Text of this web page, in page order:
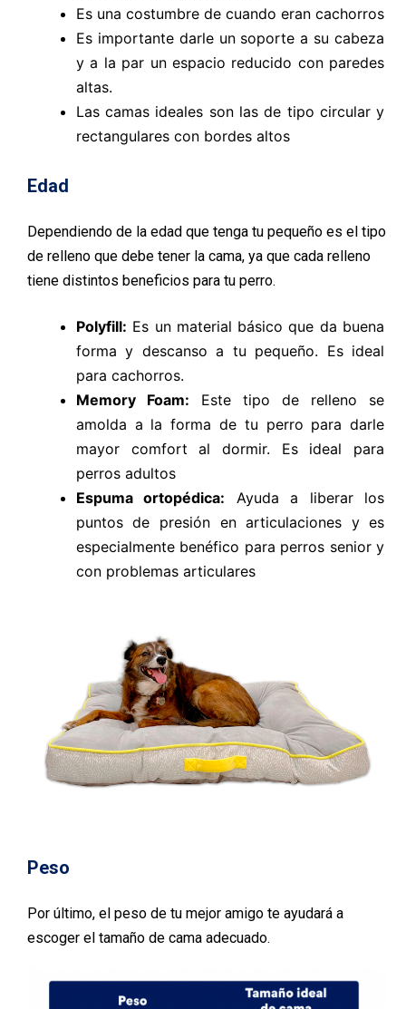
Es una costumbre de cuando eran cachorros
Es importante darle un soporte a su cabeza
y a la par un espacio reducido con paredes
altas.
Las camas ideales son las de tipo circular y
rectangulares con bordes altos
Edad
Dependiendo de la edad que tenga tu pequeño es el tipo
de relleno que debe tener la cama, ya que cada relleno
tiene distintos beneficios para tu perro.
Polyfill: Es un material básico que da buena
forma y descanso a tu pequeño. Es ideal
para cachorros.
Memory Foam: Este tipo de relleno se
amolda a la forma de tu perro para darle
mayor comfort al dormir. Es ideal para
perros adultos
Espuma ortopédica: Ayuda a liberar los
puntos de presión en articulaciones y es
especialmente benéfico para perros senior y
con problemas articulares
Peso
Por último, el peso de tu mejor amigo te ayudará a
escoger el tamaño de cama adecuado.